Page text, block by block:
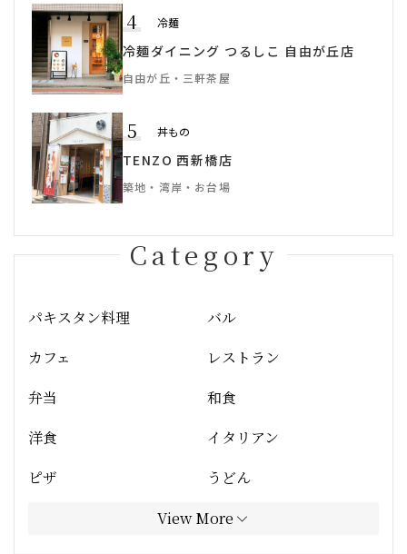
4 冷麺
冷麺ダイニング つるしこ 自由が丘店
自由が丘・三軒茶屋
5 丼もの
TENZO 西新橋店
築地・湾岸・お台場
Category
パキスタン料理
バル
カフェ
レストラン
弁当
和食
洋食
イタリアン
ピザ
うどん
View More